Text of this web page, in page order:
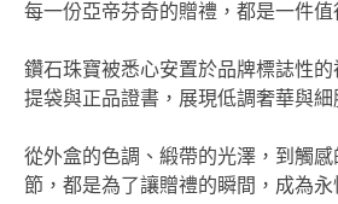
每一份亞帝芬奇的贈禮，都是一件值
鑽石珠寶被悉心安置於品牌標誌性
提袋與正品證書，展現低調奢華與細
從外盒的色調、緞帶的光澤，到觸
節，都是為了讓贈禮的瞬間，成為永